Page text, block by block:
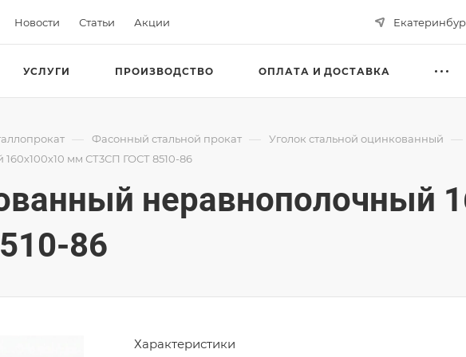
Новости Статьи Акции
УСЛУГИ ПРОИЗВОДСТВО ОПЛАТА И ДОСТАВКА
— Фасонный стальной прокат — Уголок стальной оцинкованный —
мм СТ3СП ГОСТ 8510-86
неравнополочный
86
Характеристики